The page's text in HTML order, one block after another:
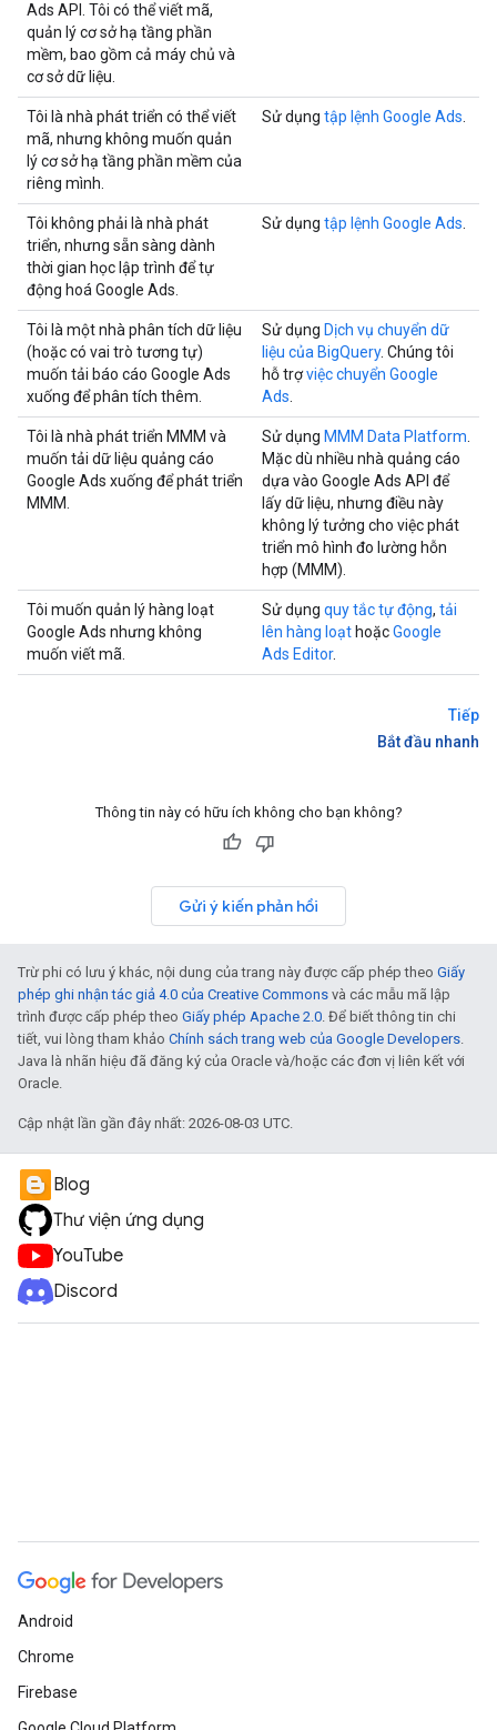
Ads API. Tôi có thể viết mã,
quản lý cơ sở hạ tầng phần
mềm, bao gồm cả máy chủ và
cơ sở dữ liệu.
Tôi là nhà phát triển có thể viết
mã, nhưng không muốn quản
lý cơ sở hạ tầng phần mềm của
riêng mình.
Sử dụng tập lệnh Google Ads
Tôi không phải là nhà phát
triển, nhưng sẵn sàng dành
thời gian học lập trình để tự
động hoá Google Ads.
Sử dụng tập lệnh Google Ads
Tôi là một nhà phân tích dữ liệu
(hoặc có vai trò tương tự)
muốn tải báo cáo Google Ads
xuống để phân tích thêm.
Sử dụng Dịch vụ chuyển dữ
liệu của BigQuery. Chúng tôi
hỗ trợviệc chuyển Google
Ads
Tôi là nhà phát triển MMM và
muốn tải dữ liệu quảng cáo
Google Ads xuống để phát triển
MMM.
Sử dụng MMM Data Platform
Mặc dù nhiều nhà quảng cáo
dựa vào Google Ads API để
lấy dữ liệu, nhưng điều này
không lý tưởng cho việc phát
triển mô hình đo lường hỗn
hợp (MMM).
Tôi muốn quản lý hàng loạt
Google Ads nhưng không
muốn viết mã.
Sử dụng quy tắc tự động, tải
lên hàng loạt hoặcGoogle
Ads Editor.
Tiếp
Bắt đầu nhanh
Thông tin này có hữu ích không cho bạn không?
Gửi ý kiến phản hồi
Trừ phi có lưu ý khác, nội dung của trang này được cấp phép theo Giấy
phép ghi nhận tác giả 4.0 của Creative Commons và các mẫu mã lập
trình được cấp phép theo Giấy phép Apache 2.0. Để biết thông tin chi
tiết, vui lòng tham khảo Chính sách trang web của Google Developers.
Java là nhãn hiệu đã đăng ký của Oracle và/hoặc các đơn vị liên kết với
Oracle.
Cập nhật lần gần đây nhất: 2026-08-03 UTC.
Blog
Thư viện ứng dụng
YouTube
Discord
Android
Chrome
Firebase